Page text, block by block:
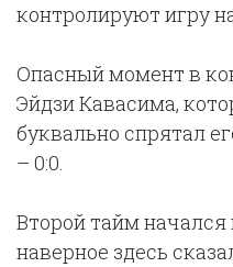
контролируют игру
Опасный момент в
Эйдзи Кавасима,
буквально спрятал
– 0:0.
Второй тайм начался
наверное здесь